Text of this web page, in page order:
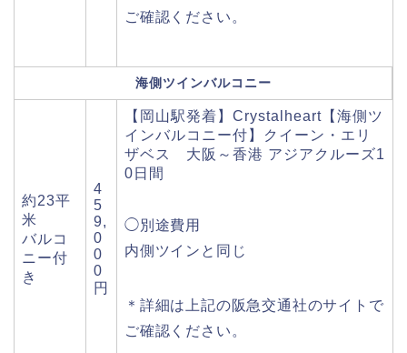
ご確認ください。
海側ツインバルコニー
約23平
米
バルコ
ニー付
き
4
5
9,
0
0
0
円
【岡山駅発着】Crystalheart【海側ツ
インバルコニー付】クイーン・エリ
ザベス 大阪～香港 アジアクルーズ1
0日間
◯別途費用
内側ツインと同じ
＊詳細は上記の阪急交通社のサイトで
ご確認ください。